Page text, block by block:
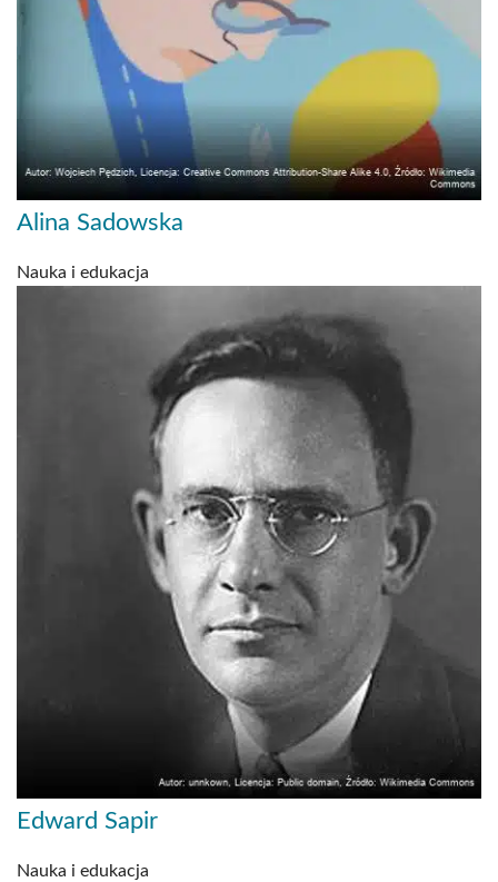
Alina Sadowska
Nauka i edukacja
Edward Sapir
Nauka i edukacja